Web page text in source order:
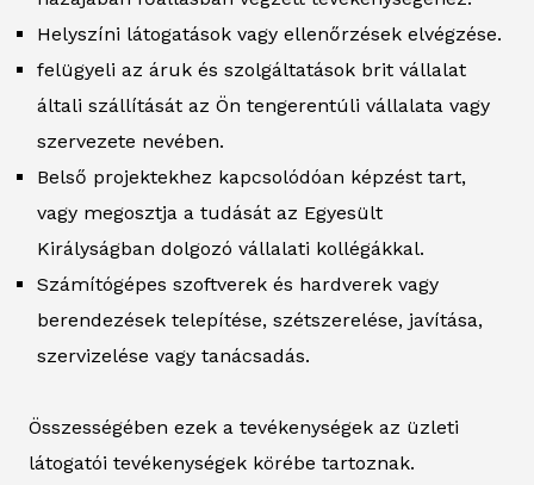
Helyszíni látogatások vagy ellenőrzések elvégzése.
felügyeli az áruk és szolgáltatások brit vállalat
általi szállítását az Ön tengerentúli vállalata vagy
szervezete nevében.
Belső projektekhez kapcsolódóan képzést tart,
vagy megosztja a tudását az Egyesült
Királyságban dolgozó vállalati kollégákkal.
Számítógépes szoftverek és hardverek vagy
berendezések telepítése, szétszerelése, javítása,
szervizelése vagy tanácsadás.
Összességében ezek a tevékenységek az üzleti
látogatói tevékenységek körébe tartoznak.